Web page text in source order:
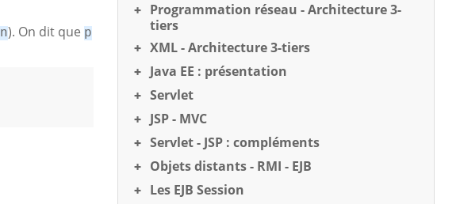
n). On dit que p
Programmation réseau - Architecture 3-
tiers
XML - Architecture 3-tiers
Java EE : présentation
Servlet
JSP - MVC
Servlet - JSP : compléments
Objets distants - RMI - EJB
Les EJB Session